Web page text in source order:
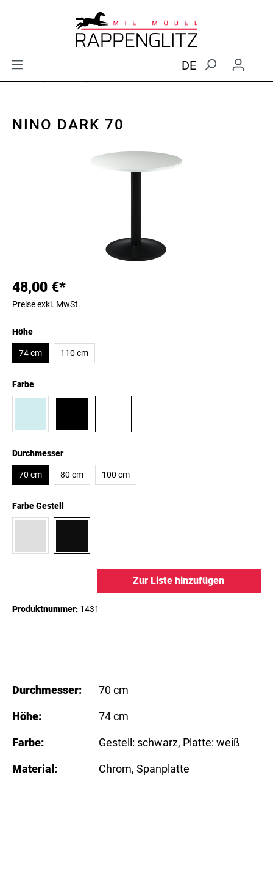
DE
Möbel Tische Sitztische
NINO DARK 70
48,00 €*
Preise exkl. MwSt.
Höhe
74 cm 110 cm
Farbe
Durchmesser
70 cm 80 cm 100 cm
Farbe Gestell
Zur Liste hinzufügen
Produktnummer: 1431
Durchmesser: 70 cm
Höhe: 74 cm
Farbe: Gestell: schwarz, Platte: weiß
Material: Chrom, Spanplatte